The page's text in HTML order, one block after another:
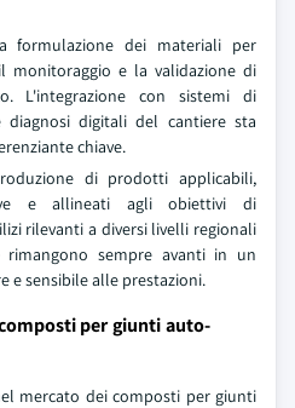
formulazione dei materiali per
monitoraggio e la validazione di
L'integrazione con sistemi di
digitali del cantiere sta
chiave.
di prodotti applicabili,
e allineati agli obiettivi di
rilevanti a diversi livelli regionali
sempre avanti in un
e sensibile alle prestazioni.
per giunti auto-
mercato dei composti per giunti